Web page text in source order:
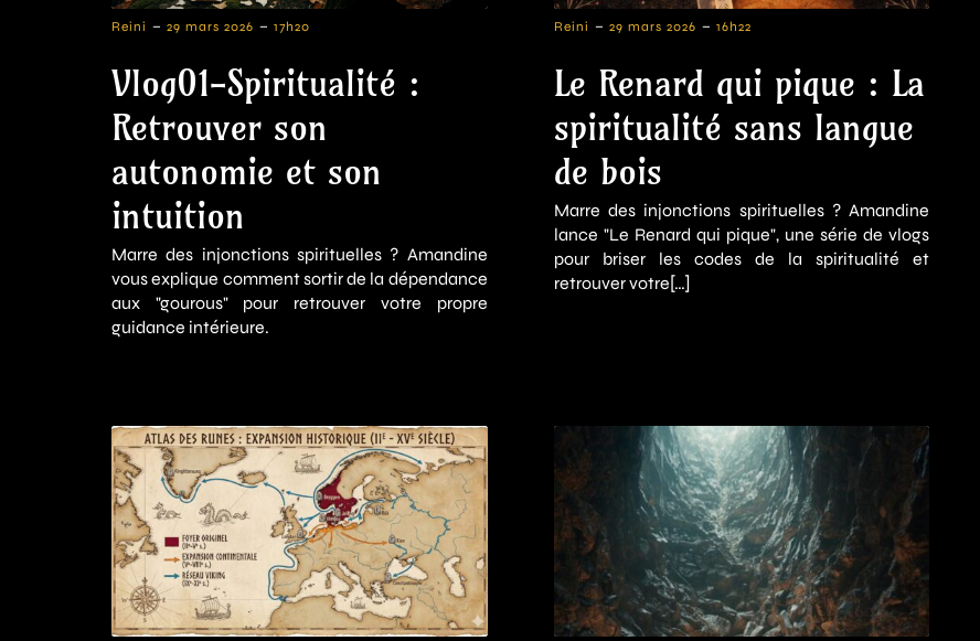
Reini - 29 mars 2026 - 17h20
Vlog01-Spiritualité :
Retrouver son
autonomie et son
intuition
Marre des injonctions spirituelles ? Amandine
vous explique comment sortir de la dépendance
aux "gourous" pour retrouver votre propre
guidance intérieure.
Reini - 29 mars 2026 - 16h22
Le Renard qui pique : La
spiritualité sans langue
de bois
Marre des injonctions spirituelles ? Amandine
lance "Le Renard qui pique", une série de vlogs
pour briser les codes de la spiritualité et
retrouver votre[…]